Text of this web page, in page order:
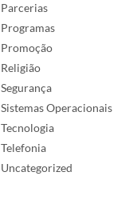
Parcerias
Programas
Promoção
Religião
Segurança
Sistemas Operacionais
Tecnologia
Telefonia
Uncategorized